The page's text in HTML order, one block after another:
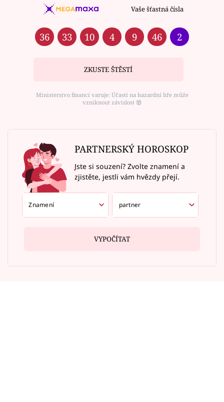
Vaše šťastná čísla
36 33 10 4 9 46 2
ZKUSTE ŠTĚSTÍ
Ministerstvo financí varuje: Účastí na hazardní hře může
vzniknout závislost ⑱
PARTNERSKÝ HOROSKOP
Jste si souzení? Zvolte znamení a
zjistěte, jestli vám hvězdy přejí.
VYPOČÍTAT